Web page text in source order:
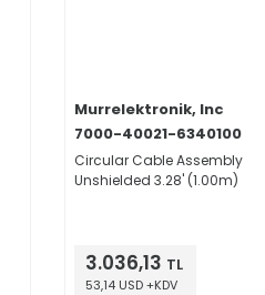
Murrelektronik, Inc
7000-40021-6340100
Circular Cable Assembly
Unshielded 3.28' (1.00m)
3.036,13 TL
53,14 USD +KDV